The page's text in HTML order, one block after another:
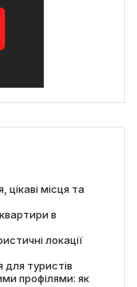
цікаві місця та
в
локації
для туристів
профілями: як